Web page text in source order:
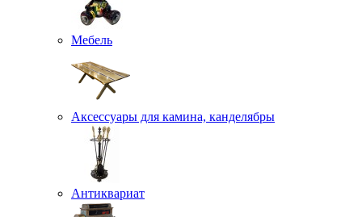
Мебель
Аксессуары для камина, канделябры
Антиквариат